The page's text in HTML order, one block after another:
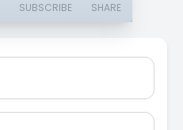
SUBSCRIBE SHARE